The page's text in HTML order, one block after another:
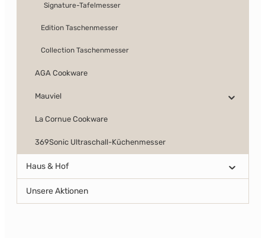
Signature-Tafelmesser
Edition Taschenmesser
Collection Taschenmesser
AGA Cookware
Mauviel
La Cornue Cookware
369Sonic Ultraschall-Küchenmesser
Haus & Hof
Unsere Aktionen